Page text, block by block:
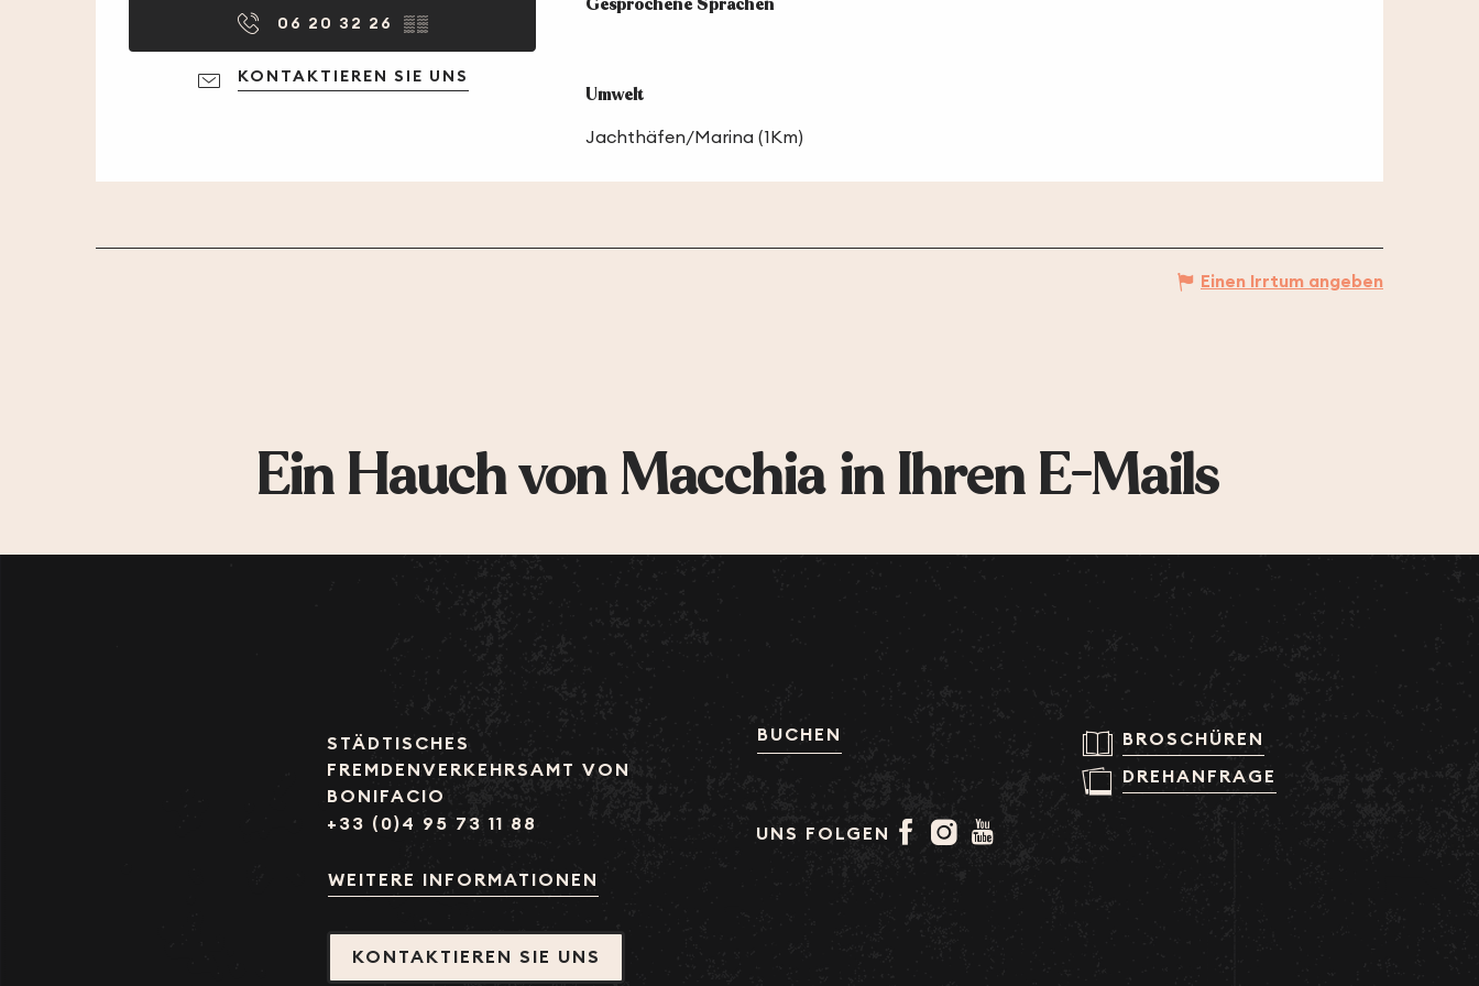
06 20 32 26 ▒▒
KONTAKTIEREN SIE UNS
Gesprochene Sprachen
Gesprochene Sprachen
Umwelt
Umwelt
Jachthäfen/Marina (1Km)
Einen Irrtum angeben
Ein Hauch von Macchia in Ihren E-Mails
STÄDTISCHES
FREMDENVERKEHRSAMT VON
BONIFACIO
+33 (0)4 95 73 11 88
WEITERE INFORMATIONEN
KONTAKTIEREN SIE UNS
UNS FOLGEN
BUCHEN
BROSCHÜREN
DREHANFRAGE